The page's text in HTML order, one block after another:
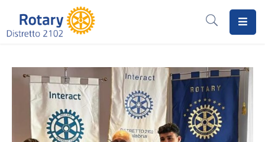
Rotary
Distretto